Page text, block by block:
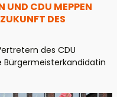
UND CDU MEPPEN
DES
des CDU